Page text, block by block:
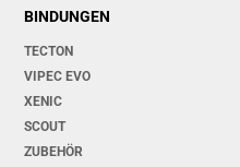
BINDUNGEN
TECTON
VIPEC EVO
XENIC
SCOUT
ZUBEHÖR